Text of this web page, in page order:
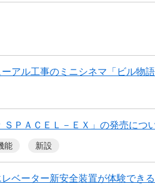
アル工事のミニシネマ「ビル物
ＰＡＣＥＬ－ＥＸ」の発売につ
能 新設
ベーター新安全装置が体験でき